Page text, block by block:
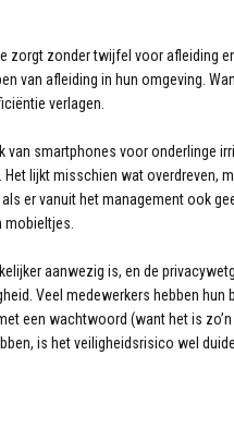
zorgt zonder twijfel voor afleiding
van afleiding in hun omgeving.
verlagen.
van smartphones voor onderlinge
lijkt misschien wat overdreven,
er vanuit het management ook
aanwezig is, en de
Veel medewerkers hebben
een wachtwoord (want het is
is het veiligheidsrisico wel